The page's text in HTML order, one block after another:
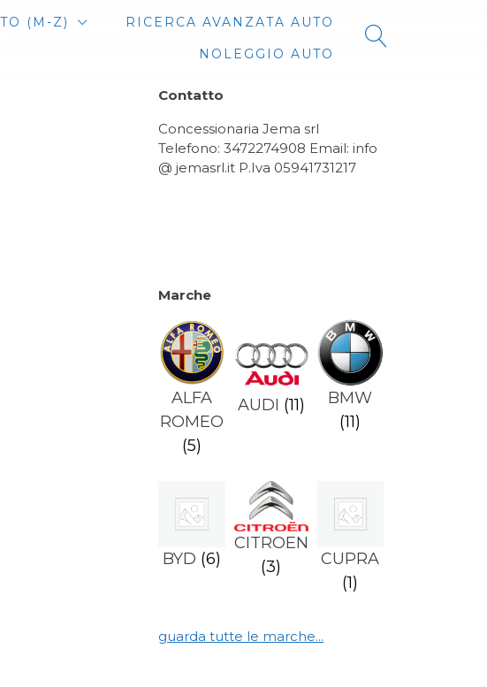
(M-Z)
RICERCA AVANZATA AUTO
NOLEGGIO AUTO
Contatto
Concessionaria Jema srl
Telefono: 3472274908 Email: info
@ jemasrl.it P.Iva 05941731217
Marche
ALFA
ROMEO
(5)
AUDI (11)
BMW
(11)
BYD (6)
CITROEN
(3)
CUPRA
(1)
guarda tutte le marche...